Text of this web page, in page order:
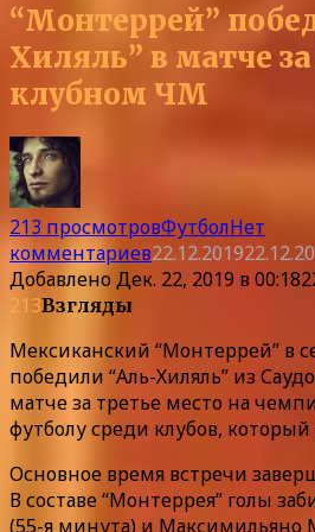
“Монтеррей”
Хиляль” в матче
клубном ЧМ
213 просмотровФутболНет
комментариев22.12.2019
ДобавленоДек. 22, 2019 в 00:18
213Взгляды
Мексиканский “Монтеррей” в
победили “Аль-Хиляль” из
матче за третье место на
футболу среди клубов,
Основное время встречи
В составе “Монтеррея” голы
(55-я минута) и Максимильяно